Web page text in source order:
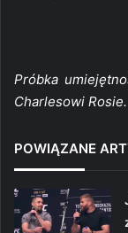
Próbka
Charlesowi Rosie.
POWIĄZANE